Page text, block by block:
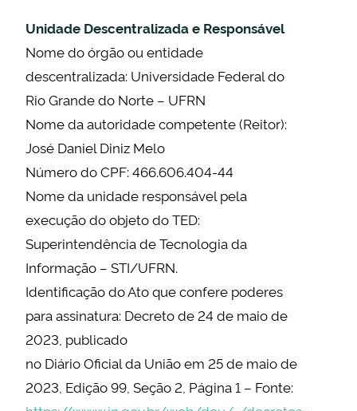
Unidade Descentralizada e Responsável
Nome do órgão ou entidade
descentralizada: Universidade Federal do
Rio Grande do Norte – UFRN
Nome da autoridade competente (Reitor):
José Daniel Diniz Melo
Número do CPF: 466.606.404-44
Nome da unidade responsável pela
execução do objeto do TED:
Superintendência de Tecnologia da
Informação – STI/UFRN.
Identificação do Ato que confere poderes
para assinatura: Decreto de 24 de maio de
2023, publicado
no Diário Oficial da União em 25 de maio de
2023, Edição 99, Seção 2, Página 1 – Fonte: